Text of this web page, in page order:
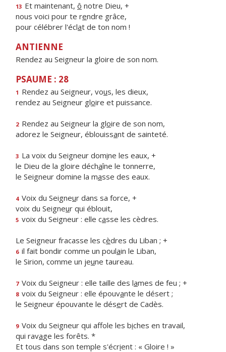
13 Et maintenant, ô notre Dieu, +
nous voici pour te rendre grâce,
pour célébrer l'éclat de ton nom !
ANTIENNE
Rendez au Seigneur la gloire de son nom.
PSAUME : 28
1 Rendez au Seigneur, vous, les dieux,
rendez au Seigneur gloire et puissance.
2 Rendez au Seigneur la gloire de son nom,
adorez le Seigneur, éblouissant de sainteté.
3 La voix du Seigneur domine les eaux, +
le Dieu de la gloire déchaîne le tonnerre,
le Seigneur domine la masse des eaux.
4 Voix du Seigneur dans sa force, +
voix du Seigneur qui éblouit,
5 voix du Seigneur : elle casse les cèdres.
Le Seigneur fracasse les cèdres du Liban ; +
6 il fait bondir comme un poulain le Liban,
le Sirion, comme un jeune taureau.
7 Voix du Seigneur : elle taille des lames de feu ; +
8 voix du Seigneur : elle épouvante le désert ;
le Seigneur épouvante le désert de Cadès.
9 Voix du Seigneur qui affole les biches en travail,
qui ravage les forêts. *
Et tous dans son temple s'écrient : « Gloire ! »